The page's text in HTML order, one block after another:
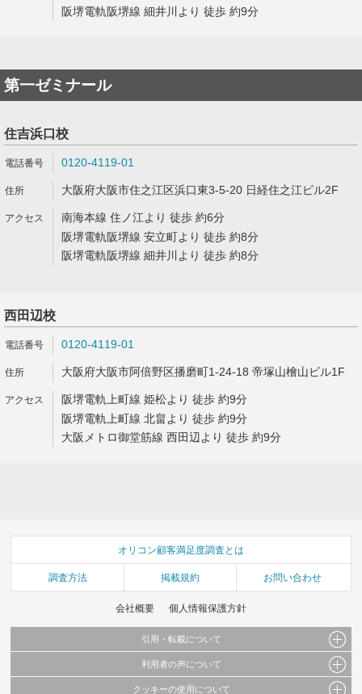
阪堺電軌阪堺線 細井川より 徒歩 約9分
第一ゼミナール
住吉浜口校
0120-4119-01
大阪府大阪市住之江区浜口東3-5-20 日経住之江ビル2F
南海本線 住ノ江より 徒歩 約6分
阪堺電軌阪堺線 安立町より 徒歩 約8分
阪堺電軌阪堺線 細井川より 徒歩 約8分
西田辺校
0120-4119-01
大阪府大阪市阿倍野区播磨町1-24-18 帝塚山檜山ビル1F
阪堺電軌上町線 姫松より 徒歩 約9分
阪堺電軌上町線 北畠より 徒歩 約9分
大阪メトロ御堂筋線 西田辺より 徒歩 約9分
オリコン顧客満足度調査とは
調査方法 掲載規約 お問い合わせ
会社概要 個人情報保護方針
引用・転載について
当サイトで公開されている情報（文字、写真、イラスト、画像データ等）及びこれらの配
利用者の声について
当サイトに掲載している内容はすべてサービスの利用者が提出された見解・感想です。
クッキーの使用について